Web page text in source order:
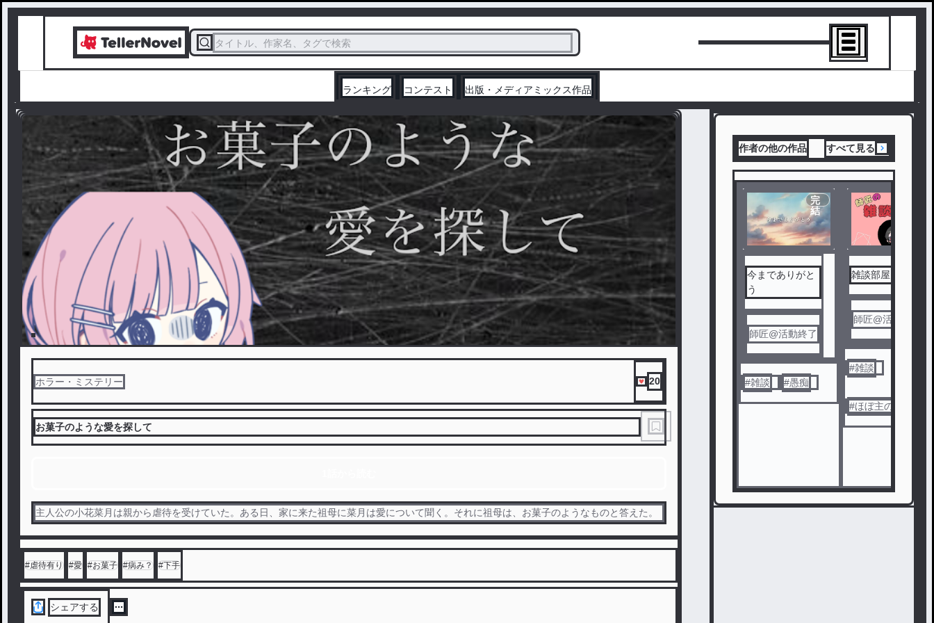
タイトル、作家名、タグで検索
ランキング コンテスト 出版・メディアミックス作品
ホラー・ミステリー 20
お菓子のような愛を探して
主人公の小花菜月は親から虐待を受けていた。ある日、家に来た祖母に菜月は愛について聞く。それに祖母は、お菓子のようなものと答えた。
#虐待有り #愛 #お菓子 #病み？ #下手
シェアする
作者の他の作品 すべて見る
完
結
今までありがと
う
師匠@活動終了
#雑談 #愚痴
雑談部屋
師匠@活動終了
#雑談
#ほぼ主の話